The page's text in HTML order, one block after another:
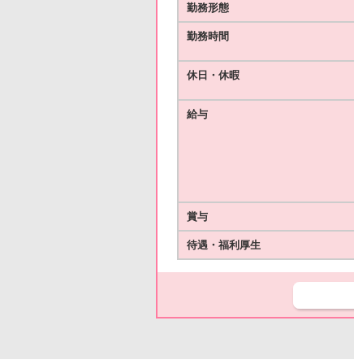
勤務形態
勤務時間
休日・休暇
給与
賞与
待遇・福利厚生